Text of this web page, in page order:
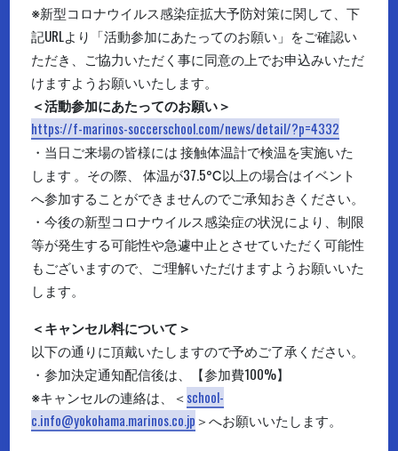
※新型コロナウイルス感染症拡大予防対策に関して、下
記URLより「活動参加にあたってのお願い」をご確認い
ただき、ご協力いただく事に同意の上でお申込みいただ
けますようお願いいたします。
＜活動参加にあたってのお願い＞
https://f-marinos-soccerschool.com/news/detail/?p=4332
・当日ご来場の皆様には 接触体温計で検温を実施いた
します 。その際、 体温が37.5℃以上の場合はイベント
へ参加することができませんのでご承知おきください。
・今後の新型コロナウイルス感染症の状況により、制限
等が発生する可能性や急遽中止とさせていただく可能性
もございますので、ご理解いただけますようお願いいた
します。
＜キャンセル料について＞
以下の通りに頂戴いたしますので予めご了承ください。
・参加決定通知配信後は、【参加費100%】
※キャンセルの連絡は、＜school-
c.info@yokohama.marinos.co.jp＞へお願いいたします。